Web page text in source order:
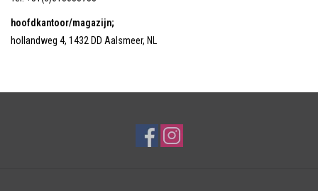
Cadeaubonnen
hoofdkantoor/magazijn;
hollandweg 4, 1432 DD Aalsmeer, NL